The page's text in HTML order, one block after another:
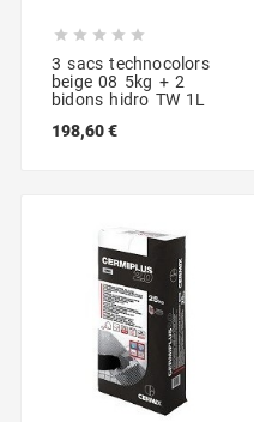
    
3 sacs technocolors
beige 08 5kg + 2
bidons hidro TW 1L
198,60 €